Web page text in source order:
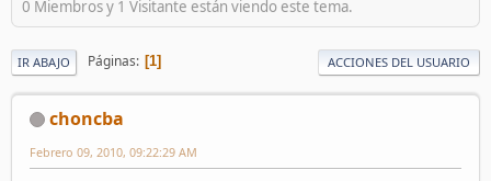
0 Miembros y 1 Visitante están viendo este tema.
IR ABAJO Páginas 1 ACCIONES DEL USUARIO
choncba
Febrero 09, 2010, 09:22:29 AM